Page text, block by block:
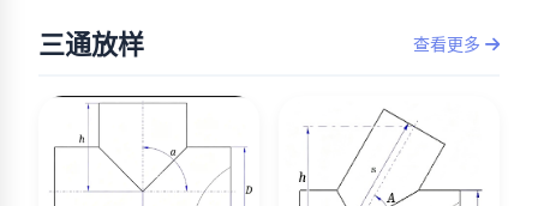
三通放样 查看更多